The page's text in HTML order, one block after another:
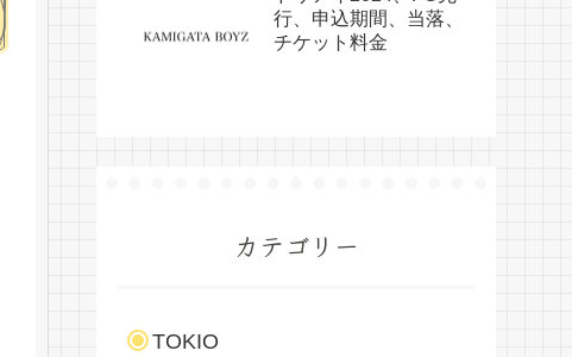
行、申込期間、当落、
チケット料金
カテゴリー
TOKIO